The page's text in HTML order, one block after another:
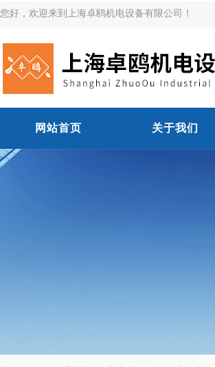
您好，欢迎来到上海卓鸥机电设备有限公司！
网站首页 关于我们